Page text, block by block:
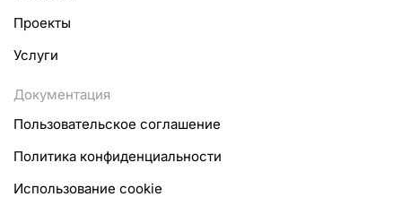
Проекты
Услуги
Документация
Пользовательское соглашение
Политика конфиденциальности
Использование cookie